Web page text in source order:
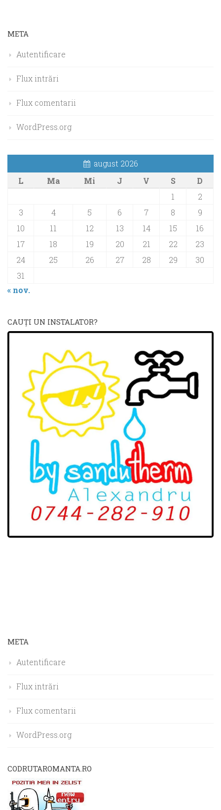
META
Autentificare
Flux intrări
Flux comentarii
WordPress.org
august 2026
L
Ma Mi J V S
D
1
2
3
4 5 6 7 8
9
10
11 12 13 14 15
16
17
18 19 20 21 22
23
24
25 26 27 28 29
30
31
« nov.
CAUŢI UN INSTALATOR?
META
Autentificare
Flux intrări
Flux comentarii
WordPress.org
CODRUTAROMANTA.RO